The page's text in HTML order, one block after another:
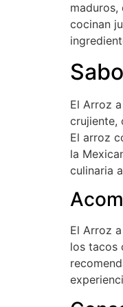
cocinan
El Arroz
crujiente,
El arroz
la
culinaria
El Arroz
los tacos